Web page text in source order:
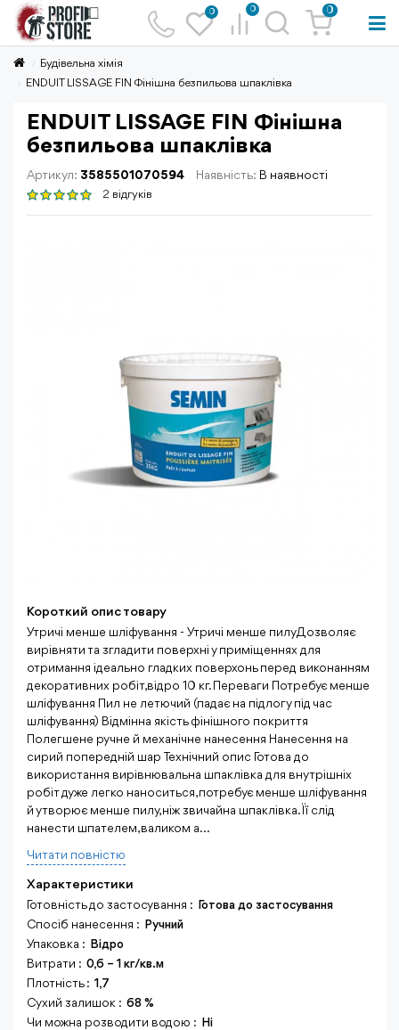
0 0 0
Будівельна хімія
ENDUIT LISSAGE FIN Фінішна безпильова шпаклівка
ENDUIT LISSAGE FIN Фінішна
безпильова шпаклівка
Артикул: 3585501070594 Наявність: В наявності
2 відгуків
Короткий опис товару
Утричі менше шліфування - Утричі менше пилу Дозволяє
вирівняти та згладити поверхні у приміщеннях для
отримання ідеально гладких поверхонь перед виконанням
декоративних робіт,відро 10 кг. Переваги Потребує менше
шліфування Пил не летючий (падає на підлогу під час
шліфування) Відмінна якість фінішного покриття
Полегшене ручне й механічне нанесення Нанесення на
сирий попередній шар Технічний опис Готова до
використання вирівнювальна шпаклівка для внутрішніх
робіт дуже легко наноситься, потребує менше шліфування
й утворює менше пилу, ніж звичайна шпаклівка. Її слід
нанести шпателем, валиком а...
Читати повнiстю
Характеристики
Готовність до застосування :
Готова до застосування
Спосіб нанесення :
Ручний
Упаковка :
Відро
Витрати : 0,6 – 1 кг/кв.м
Плотність : 1,7
Сухий залишок : 68 %
Чи можна розводити водою :
Ні